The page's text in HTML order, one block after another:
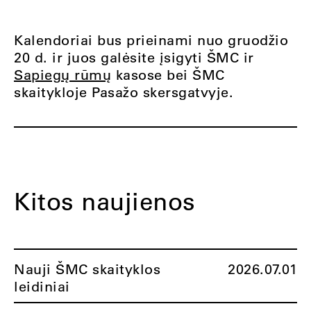
Kalendoriai bus prieinami nuo gruodžio
20 d. ir juos galėsite įsigyti ŠMC ir
Sapiegų rūmų kasose bei ŠMC
skaitykloje Pasažo skersgatvyje.
Kitos naujienos
Nauji ŠMC skaityklos
leidiniai
2026.07.01